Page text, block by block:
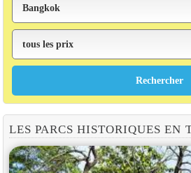
LES PARCS HISTORIQUES EN